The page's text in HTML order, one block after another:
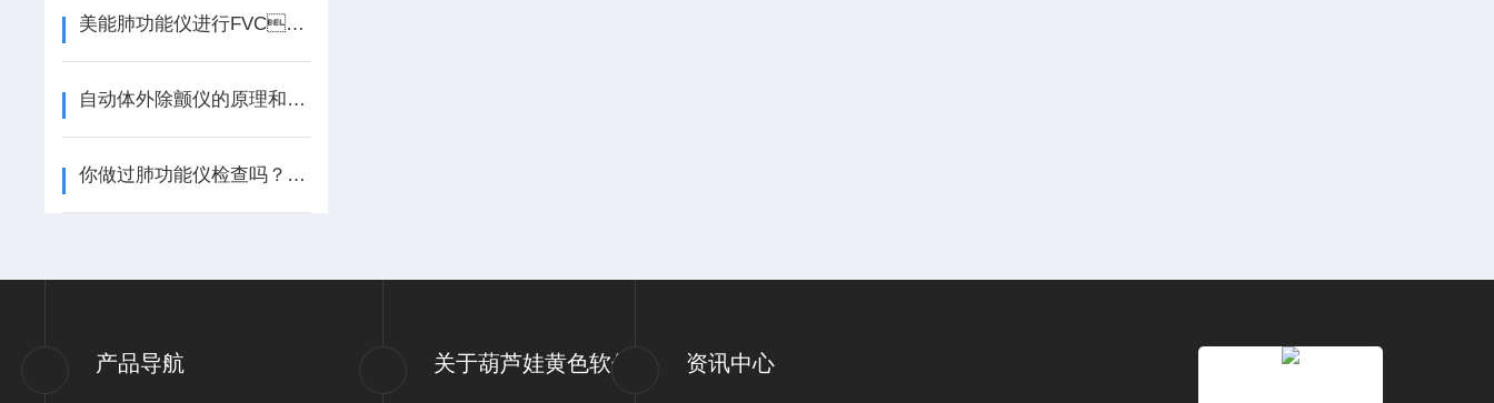
美能肺功能仪进行FVC、VC、MVV等检测的具体步骤
自动体外除颤仪的原理和四个使用步骤
你做过肺功能仪检查吗？不妨来了解下
产品导航 关于葫芦娃黄色软件 资讯中心